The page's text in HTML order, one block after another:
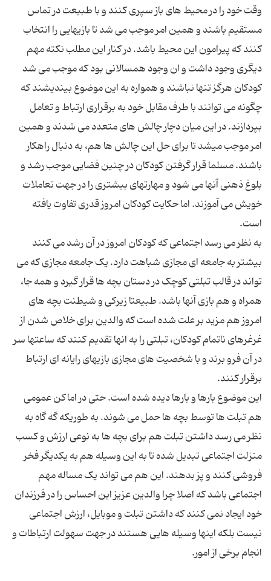
وقت خود را در محیط های باز سپری کنند و با طبیعت در تماس
مستقیم باشند و همین امر موجب می شد تا بازیهایی را انتخاب
کنند که پیرامون این محیط باشد. در کنار این مطلب نکته مهم
دیگری وجود داشت و ان وجود همسالانی بود که موجب می شد
کودکان هرگز تنها نباشند و همواره به این موضوع بیندیشند که
چگونه می توانند با طرف مقابل خود به برقراری ارتباط و تعامل
بپردازند. در این میان دچار چالش های متعدد می شدند و همین
امر موجب میشد تا برای حل این چالش ها هم، به دنبال راهکار
باشند. مسلما قرار گرفتن کودکان در چنین فضایی موجب رشد و
بلوغ ذهنی آنها می شود و مهارتهای بیشتری را در جهت تعاملات
خویش می آموزند. اما حکایت کودکان امروز قدری تفاوت یافته
به نظر می رسد اجتماعی که کودکان امروز در آن رشد می کنند
بیشتر به جامعه ای مجازی شباهت دارد. یک جامعه مجازی که می
تواند در قالب تبلتی کوچک در دستان بچه ها قرار گیرد و همه جا،
همراه و هم بازی آنها باشد. طبیعتا زیرکی و شیطنت بچه های
امروز هم مزید بر علت شده است که والدین برای خلاص شدن از
غرغرهای ناتمام کودکان، تبلتی را به انها تقدیم کنند که ساعتها سر
در آن فرو برند و با شخصیت های مجازی بازیهای رایانه ای ارتباط
این موضوع بارها و بارها دیده شده است. حتی در اماکن عمومی
هم تبلت ها توسط بچه ها حمل می شوند. به طوریکه گه گاه به
نظر می رسد داشتن تبلت هم برای بچه ها به نوعی ارزش و کسب
منزلت اجتماعی تبدیل شده تا به این وسیله هم به یکدیگر فخر
فروشی کنند و پز بدهند. این هم می تواند یک مساله مهم
اجتماعی باشد که اصلا چرا والدین عزیز این احساس را در فرزندان
خود ایجاد نمی کنند که داشتن تبلت و موبایل، ارزش اجتماعی
نیست بلکه اینها وسیله هایی هستند در جهت سهولت ارتباطات و